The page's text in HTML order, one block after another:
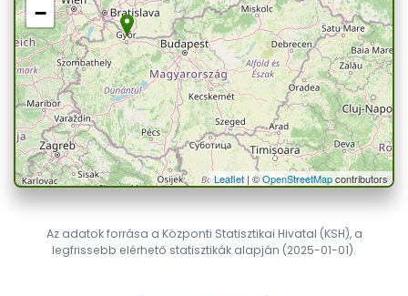
−
Leaflet| ©OpenStreetMapcontributors
Az adatok forrása a Központi Statisztikai Hivatal (KSH), a
legfrissebb elérhető statisztikák alapján (2025-01-01).